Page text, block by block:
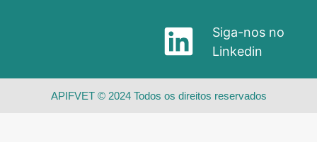
Siga-nos no
Linkedin
APIFVET © 2024 Todos os direitos reservados